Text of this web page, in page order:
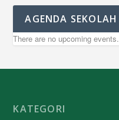
AGENDA SEKOLAH
There are no upcoming events.
KATEGORI